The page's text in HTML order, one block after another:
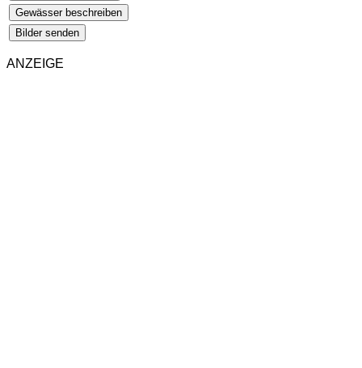
Gewässer beschreiben
Bilder senden
ANZEIGE